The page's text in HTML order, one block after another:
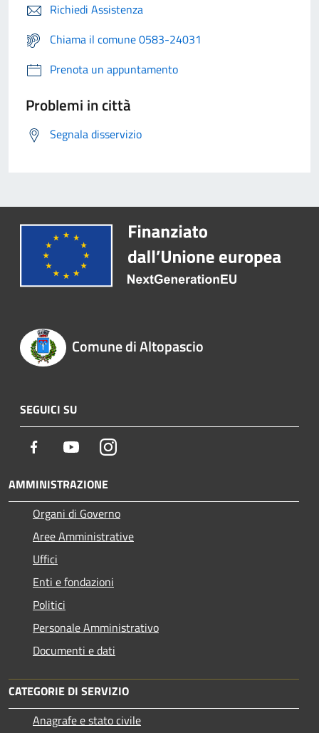
Richiedi Assistenza
Chiama il comune 0583-24031
Prenota un appuntamento
Problemi in città
Segnala disservizio
Comune di Altopascio
SEGUICI SU
Facebook YoutubeInstagram
AMMINISTRAZIONE
Organi di Governo
Aree Amministrative
Uffici
Enti e fondazioni
Politici
Personale Amministrativo
Documenti e dati
CATEGORIE DI SERVIZIO
Anagrafe e stato civile